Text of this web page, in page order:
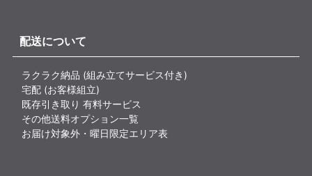
配送について
ラクラク納品 (組み立てサービス付き)
宅配 (お客様組立)
既存引き取り 有料サービス
その他送料オプション一覧
お届け対象外・曜日限定エリア表